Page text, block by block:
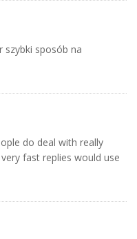
szybki sposób na
do deal with really
fast replies would use